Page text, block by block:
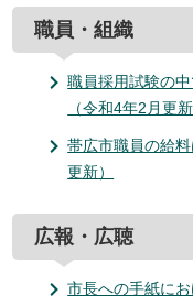
職員・組織
職員採用試験の
（令和4年2月更新
帯広市職員の給
更新）
広報・広聴
市長への手紙に